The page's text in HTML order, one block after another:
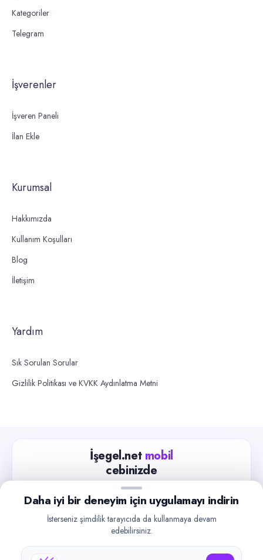
Kategoriler
Telegram
İşverenler
İşveren Paneli
İlan Ekle
Kurumsal
Hakkımızda
Kullanım Koşulları
Blog
İletişim
Yardım
Sık Sorulan Sorular
Gizlilik Politikası ve KVKK Aydınlatma Metni
İşegel.net mobil
cebinizde
Güncel iş ilanlarını takip edin, işverenlerle hızlıca
iletişime geçin.
Google Play
Daha iyi bir deneyim için uygulamayı indirin
İsterseniz şimdilik tarayıcıda da kullanmaya devam
edebilirsiniz.